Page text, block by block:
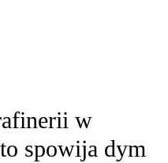
w
spowija dym